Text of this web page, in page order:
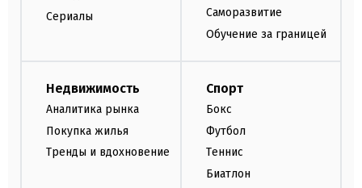
Сериалы
Саморазвитие
Обучение за границей
Недвижимость
Аналитика рынка
Покупка жилья
Тренды и вдохновение
Спорт
Бокс
Футбол
Теннис
Биатлон